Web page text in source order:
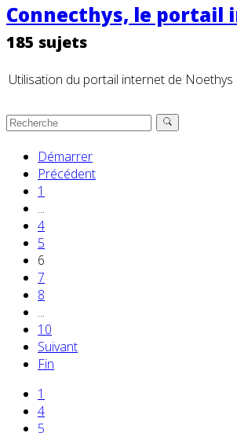
Connecthys, le portail
185 sujets
Utilisation du portail internet de Noethys
Démarrer
Précédent
1
...
4
5
6
7
8
...
10
Suivant
Fin
1
4
5